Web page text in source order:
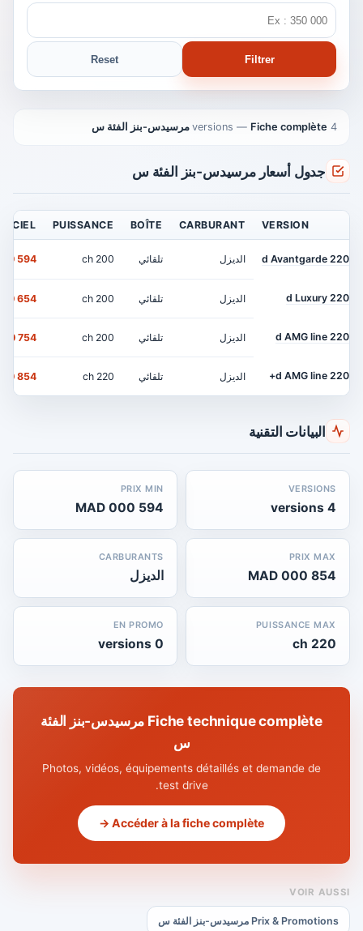
Filtrer
Reset
4 versions
— Fiche complète مرسيدس-بنز الفئة س
جدول أسعار مرسيدس-بنز الفئة س
VERSION
CARBURANT
BOÎTE
PUISSANCE
220 d Avantgarde الديزل تلقائي 200 ch
594 000 MAD
220 d Luxury الديزل تلقائي 200 ch
654 000 MAD
220 d AMG line الديزل تلقائي 200 ch
754 000 MAD
220 d AMG line+ الديزل تلقائي 220 ch
854 000 MAD
البيانات التقنية
VERSIONS
4 versions
PRIX MIN
594 000 MAD
PRIX MAX
854 000 MAD
CARBURANTS
الديزل
PUISSANCE MAX
220 ch
EN PROMO
0 versions
Fiche technique complète مرسيدس-بنز الفئة
س
Photos, vidéos, équipements détaillés et demande de
test drive.
Accéder à la fiche complète →
VOIR AUSSI
Prix & Promotions مرسيدس-بنز الفئة س